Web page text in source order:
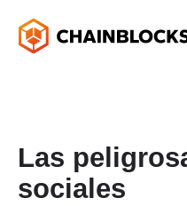
content
Las
sociales